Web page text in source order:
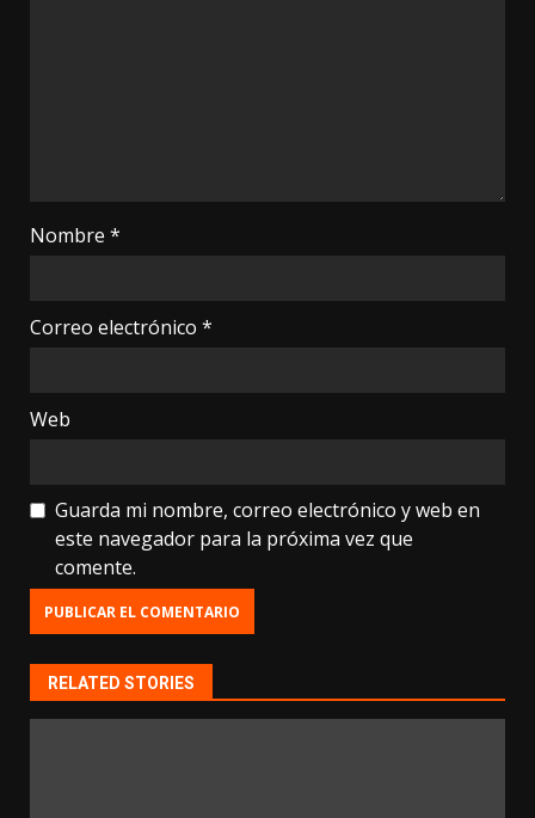
Nombre *
Correo electrónico *
Web
Guarda mi nombre, correo electrónico y web en
este navegador para la próxima vez que
comente.
RELATED STORIES